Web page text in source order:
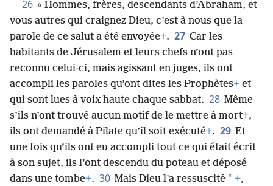
26 « Hommes, frères, descendants d’Abraham, et
vous autres qui craignez Dieu, c’est à nous que la
parole de ce salut a été envoyée+. 27 Car les
habitants de Jérusalem et leurs chefs n’ont pas
reconnu celui-ci, mais agissant en juges, ils ont
accompli les paroles qu’ont dites les Prophètes+ et
qui sont lues à voix haute chaque sabbat. 28 Même
s’ils n’ont trouvé aucun motif de le mettre à mort+,
ils ont demandé à Pilate qu’il soit exécuté+. 29 Et
une fois qu’ils ont eu accompli tout ce qui était écrit
à son sujet, ils l’ont descendu du poteau et déposé
dans une tombe+. 30 Mais Dieu l’a ressuscité * +,